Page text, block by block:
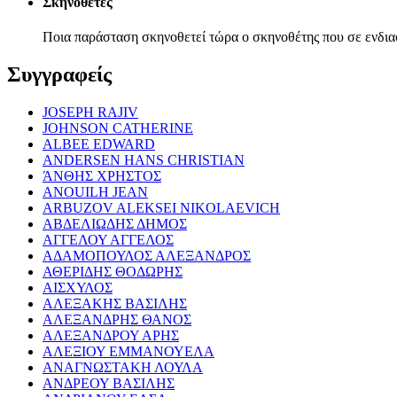
Ποια παράσταση σκηνοθετεί τώρα ο σκηνοθέτης που σε
Συγγραφείς
JOSEPH RAJIV
JOHNSON CATHERINE
ALBEE EDWARD
ANDERSEN HANS CHRISTIAN
ΆΝΘΗΣ ΧΡΗΣΤΟΣ
ANOUILH JEAN
ARBUZOV ALEKSEI NIKOLAEVICH
ΑΒΔΕΛΙΩΔΗΣ ΔΗΜΟΣ
ΑΓΓΕΛΟΥ ΑΓΓΕΛΟΣ
ΑΔΑΜΟΠΟΥΛΟΣ ΑΛΕΞΑΝΔΡΟΣ
ΑΘΕΡΙΔΗΣ ΘΟΔΩΡΗΣ
ΑΙΣΧΥΛΟΣ
ΑΛΕΞΑΚΗΣ ΒΑΣΙΛΗΣ
ΑΛΕΞΑΝΔΡΗΣ ΘΑΝΟΣ
ΑΛΕΞΑΝΔΡΟΥ ΑΡΗΣ
ΑΛΕΞΙΟΥ ΕΜΜΑΝΟΥΕΛΑ
ΑΝΑΓΝΩΣΤΑΚΗ ΛΟΥΛΑ
ΑΝΔΡΕΟΥ ΒΑΣΙΛΗΣ